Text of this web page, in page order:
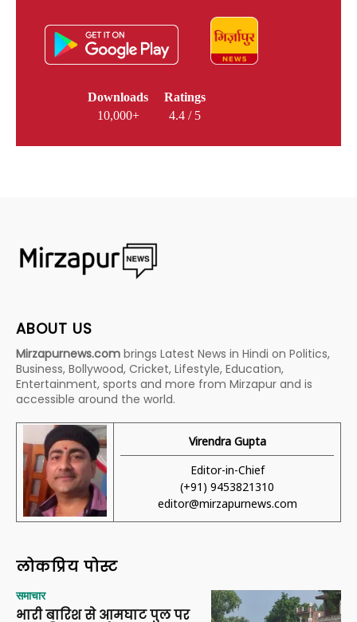
Downloads
10,000+
Ratings
4.4 / 5
ABOUT US
Mirzapurnews.com brings Latest News in Hindi on Politics,
Business, Bollywood, Cricket, Lifestyle, Education,
Entertainment, sports and more from Mirzapur and is
accessible around the world.
Virendra Gupta
Editor-in-Chief
(+91) 9453821310
editor@mirzapurnews.com
लोकप्रिय पोस्ट
समाचार
भारी बारिश से आमघाट पुल पर